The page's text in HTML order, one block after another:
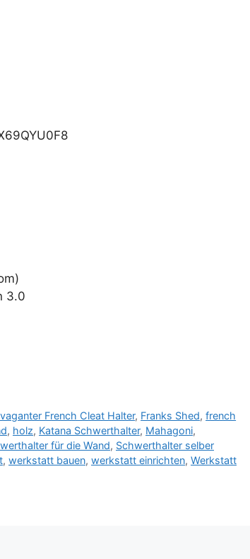
3.0
French Cleat Halter, Franks Shed,french
, holz, Katana Schwerthalter, Mahagoni,
für die Wand, Schwerthalter selber
, werkstatt bauen, werkstatt einrichten, Werkstatt